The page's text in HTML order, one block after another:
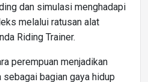
dan simulasi menghadapi
melalui ratusan alat
Riding Trainer.
perempuan menjadikan
bagian gaya hidup